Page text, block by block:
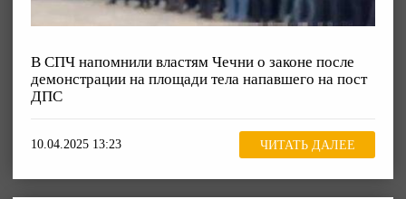
В СПЧ напомнили властям Чечни о законе после
демонстрации на площади тела напавшего на пост
ДПС
10.04.2025 13:23 ЧИТАТЬ ДАЛЕЕ